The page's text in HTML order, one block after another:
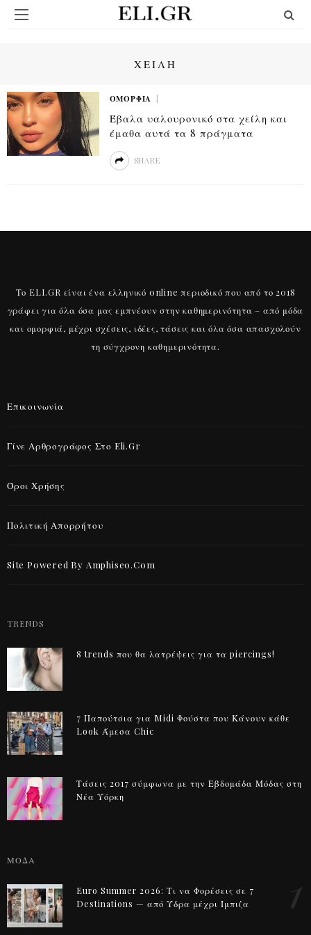
ΧΕΙΛΗ
ΟΜΟΡΦΙΆ
Έβαλα υαλουρονικό στα χείλη και
έμαθα αυτά τα 8 πράγματα
SHARE
Το ELI.GR είναι ένα ελληνικό online περιοδικό που από το 2018
γράφει για όλα όσα μας εμπνέουν στην καθημερινότητα – από μόδα
και ομορφιά, μέχρι σχέσεις, ιδέες, τάσεις και όλα όσα απασχολούν
τη σύγχρονη καθημερινότητα.
Επικοινωνία
Γίνε Αρθρογράφος Στο Eli.gr
Όροι Χρήσης
Πολιτική Απορρήτου
Site Powered By Amphiseo.com
TRENDS
8 trends που θα λατρέψεις για τα piercings!
7 Παπούτσια για Midi Φούστα που Κάνουν κάθε
Look Άμεσα Chic
Τάσεις 2017 σύμφωνα με την Εβδομάδα Μόδας στη
Νέα Υόρκη
ΜΟΔΑ
Euro Summer 2026: Τι να Φορέσεις σε 7
Destinations — από Ύδρα μέχρι Ίμπιζα
1